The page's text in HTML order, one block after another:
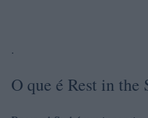
.
O que é Rest in the